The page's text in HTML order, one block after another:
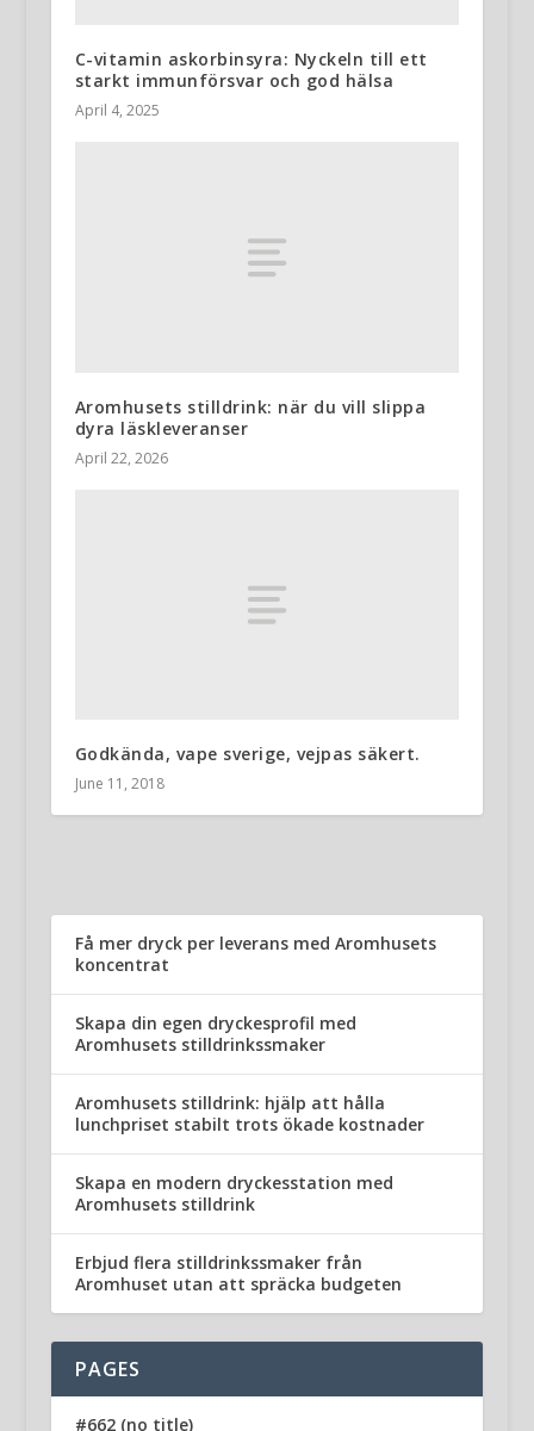
C-vitamin askorbinsyra: Nyckeln till ett
starkt immunförsvar och god hälsa
April 4, 2025
Aromhusets stilldrink: när du vill slippa
dyra läskleveranser
April 22, 2026
Godkända, vape sverige, vejpas säkert.
June 11, 2018
Få mer dryck per leverans med Aromhusets
koncentrat
Skapa din egen dryckesprofil med
Aromhusets stilldrinkssmaker
Aromhusets stilldrink: hjälp att hålla
lunchpriset stabilt trots ökade kostnader
Skapa en modern dryckesstation med
Aromhusets stilldrink
Erbjud flera stilldrinkssmaker från
Aromhuset utan att spräcka budgeten
PAGES
#662 (no title)